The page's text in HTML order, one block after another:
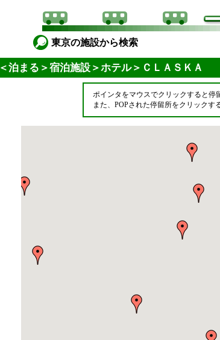
東京の施設から検索
＜泊まる＞宿泊施設＞ホテル＞ＣＬＡＳＫＡ
ポインタをマウスでクリックすると停
また、POPされた停留所をクリック